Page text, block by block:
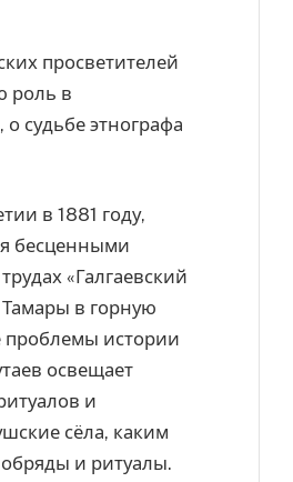
просветителей
роль в
судьбе этнографа
в 1881 году,
бесценными
«Галгаевский
в горную
проблемы истории
освещает
и
сёла, каким
и ритуалы.